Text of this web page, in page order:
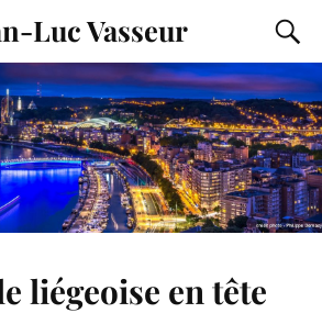
Luc Vasseur
liégeoise en tête